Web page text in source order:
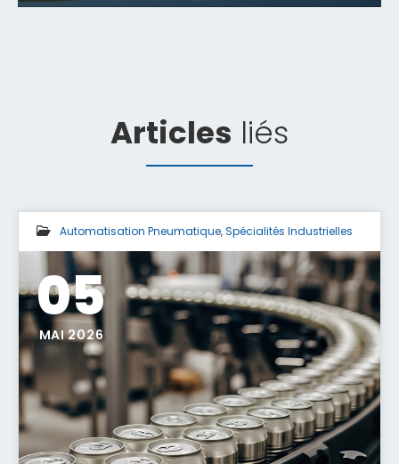
Articles liés
Automatisation Pneumatique,Spécialités Industrielles
05
MAI 2026